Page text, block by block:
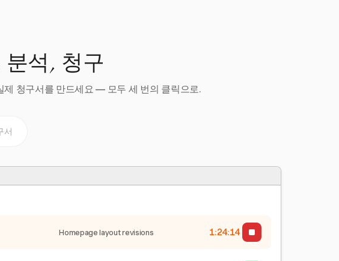
석, 청구
청구서를 만드세요 — 모두 세 번의 클릭으로.
서
Homepage layout revisions 1:24:15